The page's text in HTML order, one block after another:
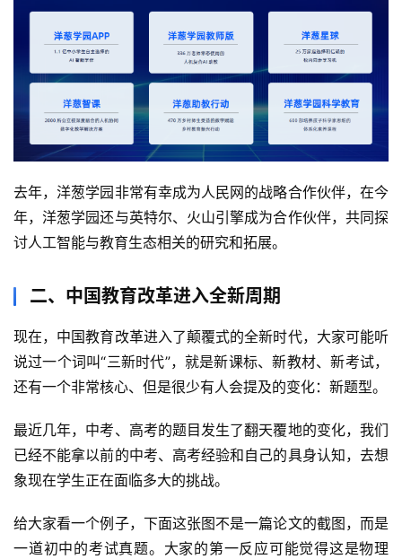
去年，洋葱学园非常有幸成为人民网的战略合作伙伴，在今
年，洋葱学园还与英特尔、火山引擎成为合作伙伴，共同探
讨人工智能与教育生态相关的研究和拓展。
二、中国教育改革进入全新周期
现在，中国教育改革进入了颠覆式的全新时代，大家可能听
说过一个词叫“三新时代”，就是新课标、新教材、新考试，
还有一个非常核心、但是很少有人会提及的变化：新题型。
最近几年，中考、高考的题目发生了翻天覆地的变化，我们
已经不能拿以前的中考、高考经验和自己的具身认知，去想
象现在学生正在面临多大的挑战。
给大家看一个例子，下面这张图不是一篇论文的截图，而是
一道初中的考试真题。大家的第一反应可能觉得这是物理